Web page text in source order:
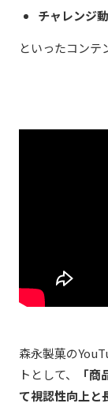
チャレンジ
といったコンテ
森永製菓の
トとして、
「
て視認性向上と